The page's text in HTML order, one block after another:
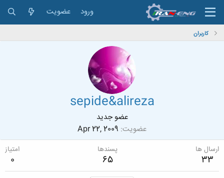
ورود عضویت
کاربران
sepide&alireza
عضو جدید
عضویت Apr 22, 2009
ارسال ها
33
پسندها
65
امتیاز
0